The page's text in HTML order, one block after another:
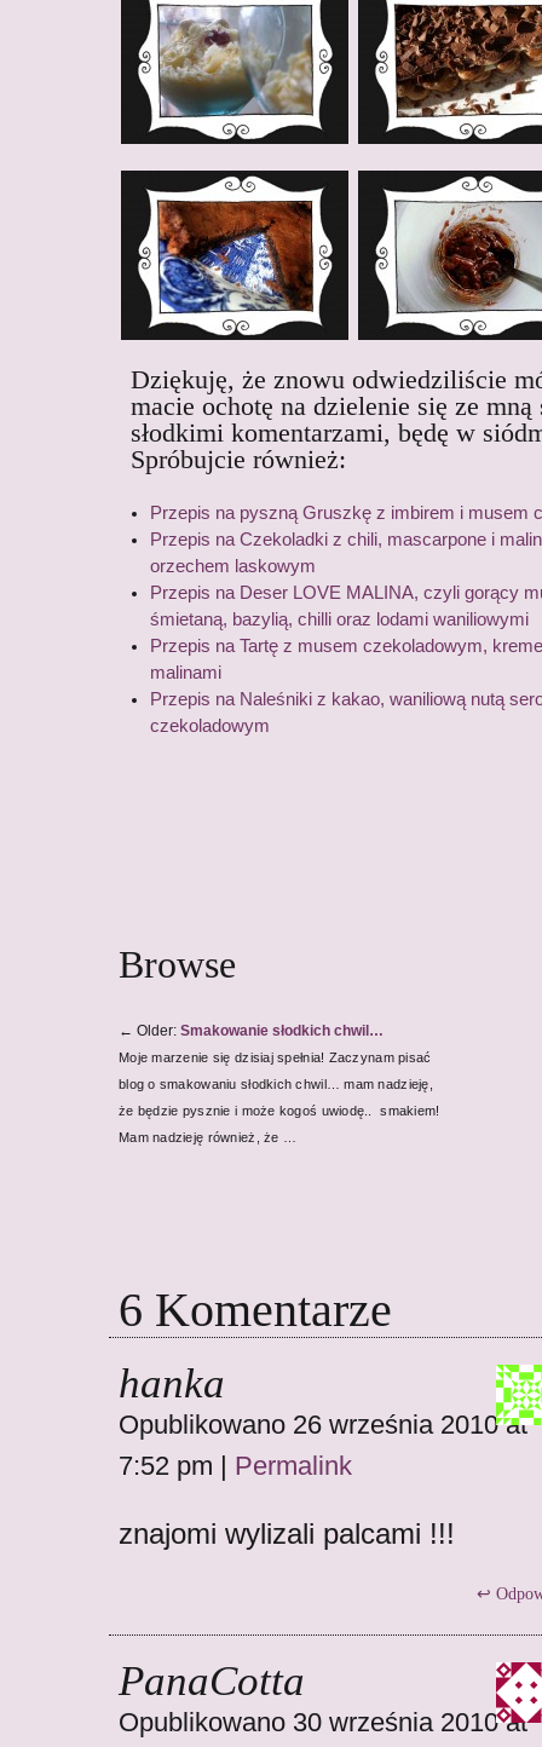
Dziękuję, że znowu odwiedziliście
macie ochotę na dzielenie się ze
słodkimi komentarzami, będę w
Spróbujcie również:
Przepis na pyszną Gruszkę z imbirem i musem
Przepis na Czekoladki z chili, mascarpone i
orzechem laskowym
Przepis na Deser LOVE MALINA, czyli gorący
śmietaną, bazylią, chilli oraz lodami waniliowymi
Przepis na Tartę z musem czekoladowym,
malinami
Przepis na Naleśniki z kakao, waniliową nutą
czekoladowym
Browse
← Older: Smakowanie słodkich chwil…
Moje marzenie się dzisiaj spełnia! Zaczynam pisać
blog o smakowaniu słodkich chwil… mam nadzieję,
że będzie pysznie i może kogoś uwiodę.. smakiem!
Mam nadzieję również, że …
6 Komentarze
hanka
Opublikowano 26 września 2010 at
7:52 pm | Permalink
znajomi wylizali palcami !!!
PanaCotta
Opublikowano 30 września 2010 at